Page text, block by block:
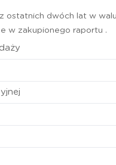
dwóch lat w
w zakupionego raportu .